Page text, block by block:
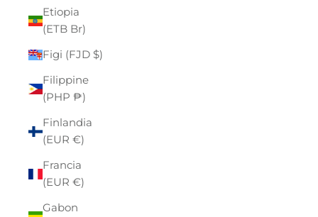
Etiopia
(ETB Br)
Figi (FJD $)
Filippine
(PHP ₱)
Finlandia
(EUR €)
Francia
(EUR €)
Gabon